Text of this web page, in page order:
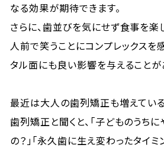
なる効果が期待できます。
さらに、歯並びを気にせず食事を楽
人前で笑うことにコンプレックスを
タル面にも良い影響を与えることが
最近は大人の歯列矯正も増えてい
歯列矯正と聞くと、「子どものうち
の？」「永久歯に生え変わったタイ